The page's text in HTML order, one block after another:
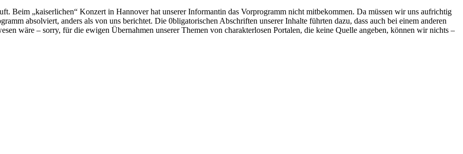
Beim „kaiserlichen“ Konzert in Hannover hat unserer Informantin das Vorprogramm nicht mitbekommen. Da müssen wir uns aufrichtig
absolviert, anders als von uns berichtet. Die 0bligatorischen Abschriften unserer Inhalte führten dazu, dass auch bei einem anderen
wäre – sorry, für die ewigen Übernahmen unserer Themen von charakterlosen Portalen, die keine Quelle angeben, können wir nichts –